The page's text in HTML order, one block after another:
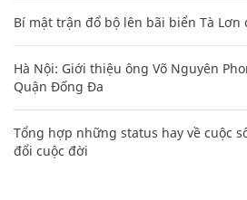
Bí mật trận đổ bộ lên bãi biển Tà Lơn
Hà Nội: Giới thiệu ông Võ Nguyên
Quận Đống Đa
Tổng hợp những status hay về cuộc
đổi cuộc đời